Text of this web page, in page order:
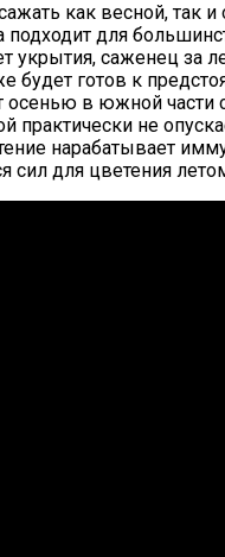
как весной, так и
подходит для
укрытия, саженец за
будет готов к
в южной части
практически не
нарабатывает
сил для цветения